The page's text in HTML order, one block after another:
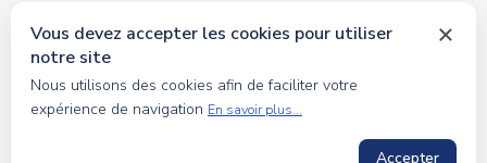
© 2026 tous droits réservés Toyscollection. Réalisation
oceanesoft.com
Vous devez accepter les cookies pour utiliser
notre site
Nous utilisons des cookies afin de faciliter votre
expérience de navigation En savoir plus...
Accepter